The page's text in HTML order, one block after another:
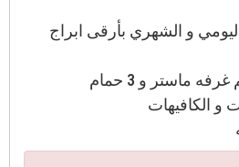
و الشهري بأرقى ابراج
و الكافيهات